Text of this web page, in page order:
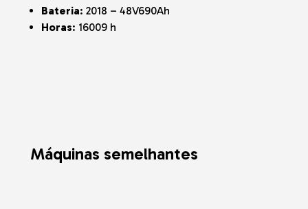
Bateria: 2018 – 48V690Ah
Horas: 16009 h
Máquinas semelhantes